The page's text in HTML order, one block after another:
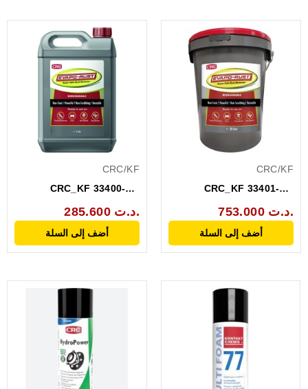
CRC/KF
CRC_KF 33400-AA
285.600 د.ت.
أضف إلى السلة
CRC/KF
CRC_KF 33401-AA
753.000 د.ت.
أضف إلى السلة